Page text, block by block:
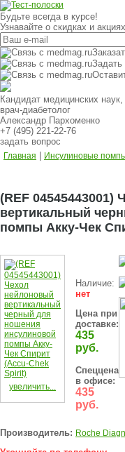
Будьте всегда в курсе!
Узнавайте о скидках и
Задать
Кандидат медицинских наук,
врач-диабетолог
Александр Пархоменко
+7 (495) 221-22-76
задать вопрос
Главная Инсулиновые
(REF
вертикальный
помпы Акку-Чек
увеличить...
Наличие:
нет
Цена при
доставке:
435
руб.
Спеццена
в офисе:
435
руб.
Производитель: Roche